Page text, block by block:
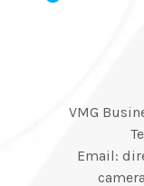
VMG
Email: